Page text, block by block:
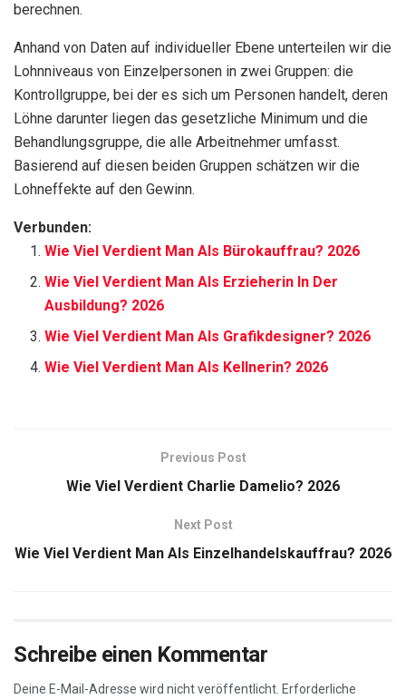
berechnen.
Anhand von Daten auf individueller Ebene unterteilen wir die
Lohnniveaus von Einzelpersonen in zwei Gruppen: die
Kontrollgruppe, bei der es sich um Personen handelt, deren
Löhne darunter liegen das gesetzliche Minimum und die
Behandlungsgruppe, die alle Arbeitnehmer umfasst.
Basierend auf diesen beiden Gruppen schätzen wir die
Lohneffekte auf den Gewinn.
Verbunden:
Wie Viel Verdient Man Als Bürokauffrau? 2026
Wie Viel Verdient Man Als Erzieherin In Der
Ausbildung? 2026
Wie Viel Verdient Man Als Grafikdesigner? 2026
Wie Viel Verdient Man Als Kellnerin? 2026
Previous Post
Wie Viel Verdient Charlie Damelio? 2026
Next Post
Wie Viel Verdient Man Als Einzelhandelskauffrau? 2026
Schreibe einen Kommentar
Deine E-Mail-Adresse wird nicht veröffentlicht. Erforderliche